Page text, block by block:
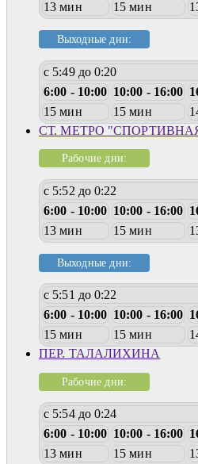
13 мин 15 мин
Выходные дни:
с 5:49 до 0:20
6:00 - 10:00 10:00 - 16:00
15 мин
15 мин
СТ. МЕТРО
Рабочие дни:
с 5:52 до 0:22
6:00 - 10:00 10:00 - 16:00
13 мин
15 мин
Выходные дни:
с 5:51 до 0:22
6:00 - 10:00 10:00 - 16:00
15 мин
15 мин
ПЕР. ТАЛАЛИХИНА
Рабочие дни:
с 5:54 до 0:24
6:00 - 10:00 10:00 - 16:00
13 мин
15 мин